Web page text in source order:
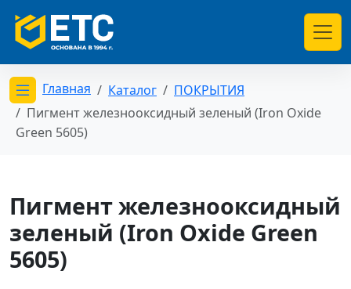
Открыть меню категорий
Главная Каталог
ПОКРЫТИЯ
Пигмент железнооксидный зеленый (Iron Oxide
Green 5605)
Пигмент железнооксидный
зеленый (Iron Oxide Green
5605)